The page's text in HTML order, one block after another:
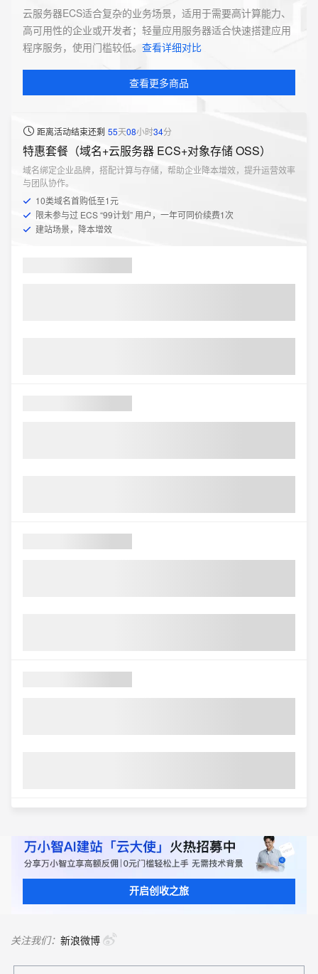
云服务器ECS适合复杂的业务场景，适用于需要高计算能力、
高可用性的企业或开发者；轻量应用服务器适合快速搭建应用
程序服务，使用门槛较低。 查看详细对比
查看更多商品
距离活动结束还剩 55天08小时34分
特惠套餐（域名+云服务器 ECS+对象存储 OSS）
域名绑定企业品牌，搭配计算与存储，帮助企业降本增效，提升运营效率
与团队协作。
10类域名首购低至1元
限未参与过 ECS “99计划” 用户，一年可同价续费1次
建站场景，降本增效
开启创收之旅
关注我们： 新浪微博